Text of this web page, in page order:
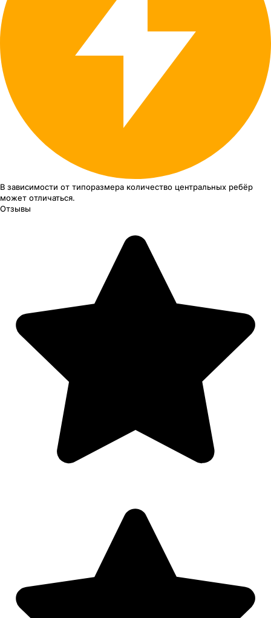
В зависимости от типоразмера количество центральных ребёр
может отличаться.
Отзывы